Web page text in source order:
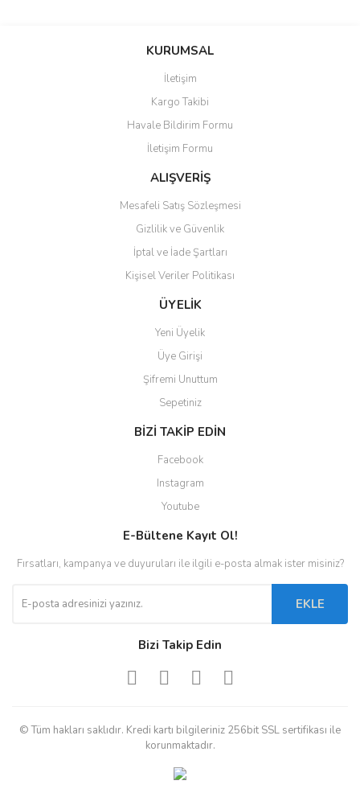
Bu ürüne ilk yorumu siz yapın!
Ürün resmi kalitesiz, bozuk veya görüntülenemiyor.
Ürün açıklamasında eksik bilgiler bulunuyor.
Ürün bilgilerinde hatalar bulunuyor.
Ürün fiyatı diğer sitelerden daha pahalı.
Gönder
KURUMSAL
İletişim
Kargo Takibi
Havale Bildirim Formu
İletişim Formu
ALIŞVERİŞ
Mesafeli Satış Sözleşmesi
Gizlilik ve Güvenlik
İptal ve İade Şartları
Kişisel Veriler Politikası
ÜYELİK
Yeni Üyelik
Üye Girişi
Şifremi Unuttum
Sepetiniz
BİZİ TAKİP EDİN
Facebook
Instagram
Youtube
E-Bültene Kayıt Ol!
Fırsatları, kampanya ve duyuruları ile ilgili e-posta almak ister misiniz?
EKLE
Bizi Takip Edin
© Tüm hakları saklıdır. Kredi kartı bilgileriniz 256bit SSL sertifikası ile
korunmaktadır.